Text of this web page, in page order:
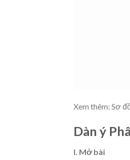
Xem thêm: Sơ
Dàn ý
I. Mở bài